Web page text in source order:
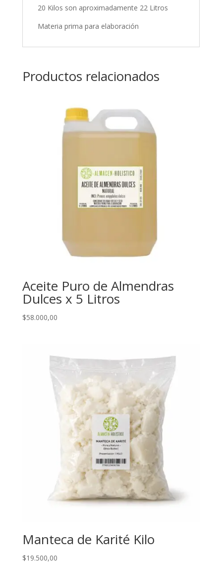
20 Kilos son aproximadamente 22 Litros
Materia prima para elaboración
Productos relacionados
Aceite Puro de Almendras
Dulces x 5 Litros
$58.000,00
Manteca de Karité Kilo
$19.500,00